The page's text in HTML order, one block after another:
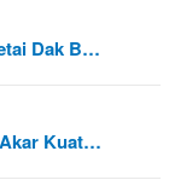
Dak B…
Kuat…